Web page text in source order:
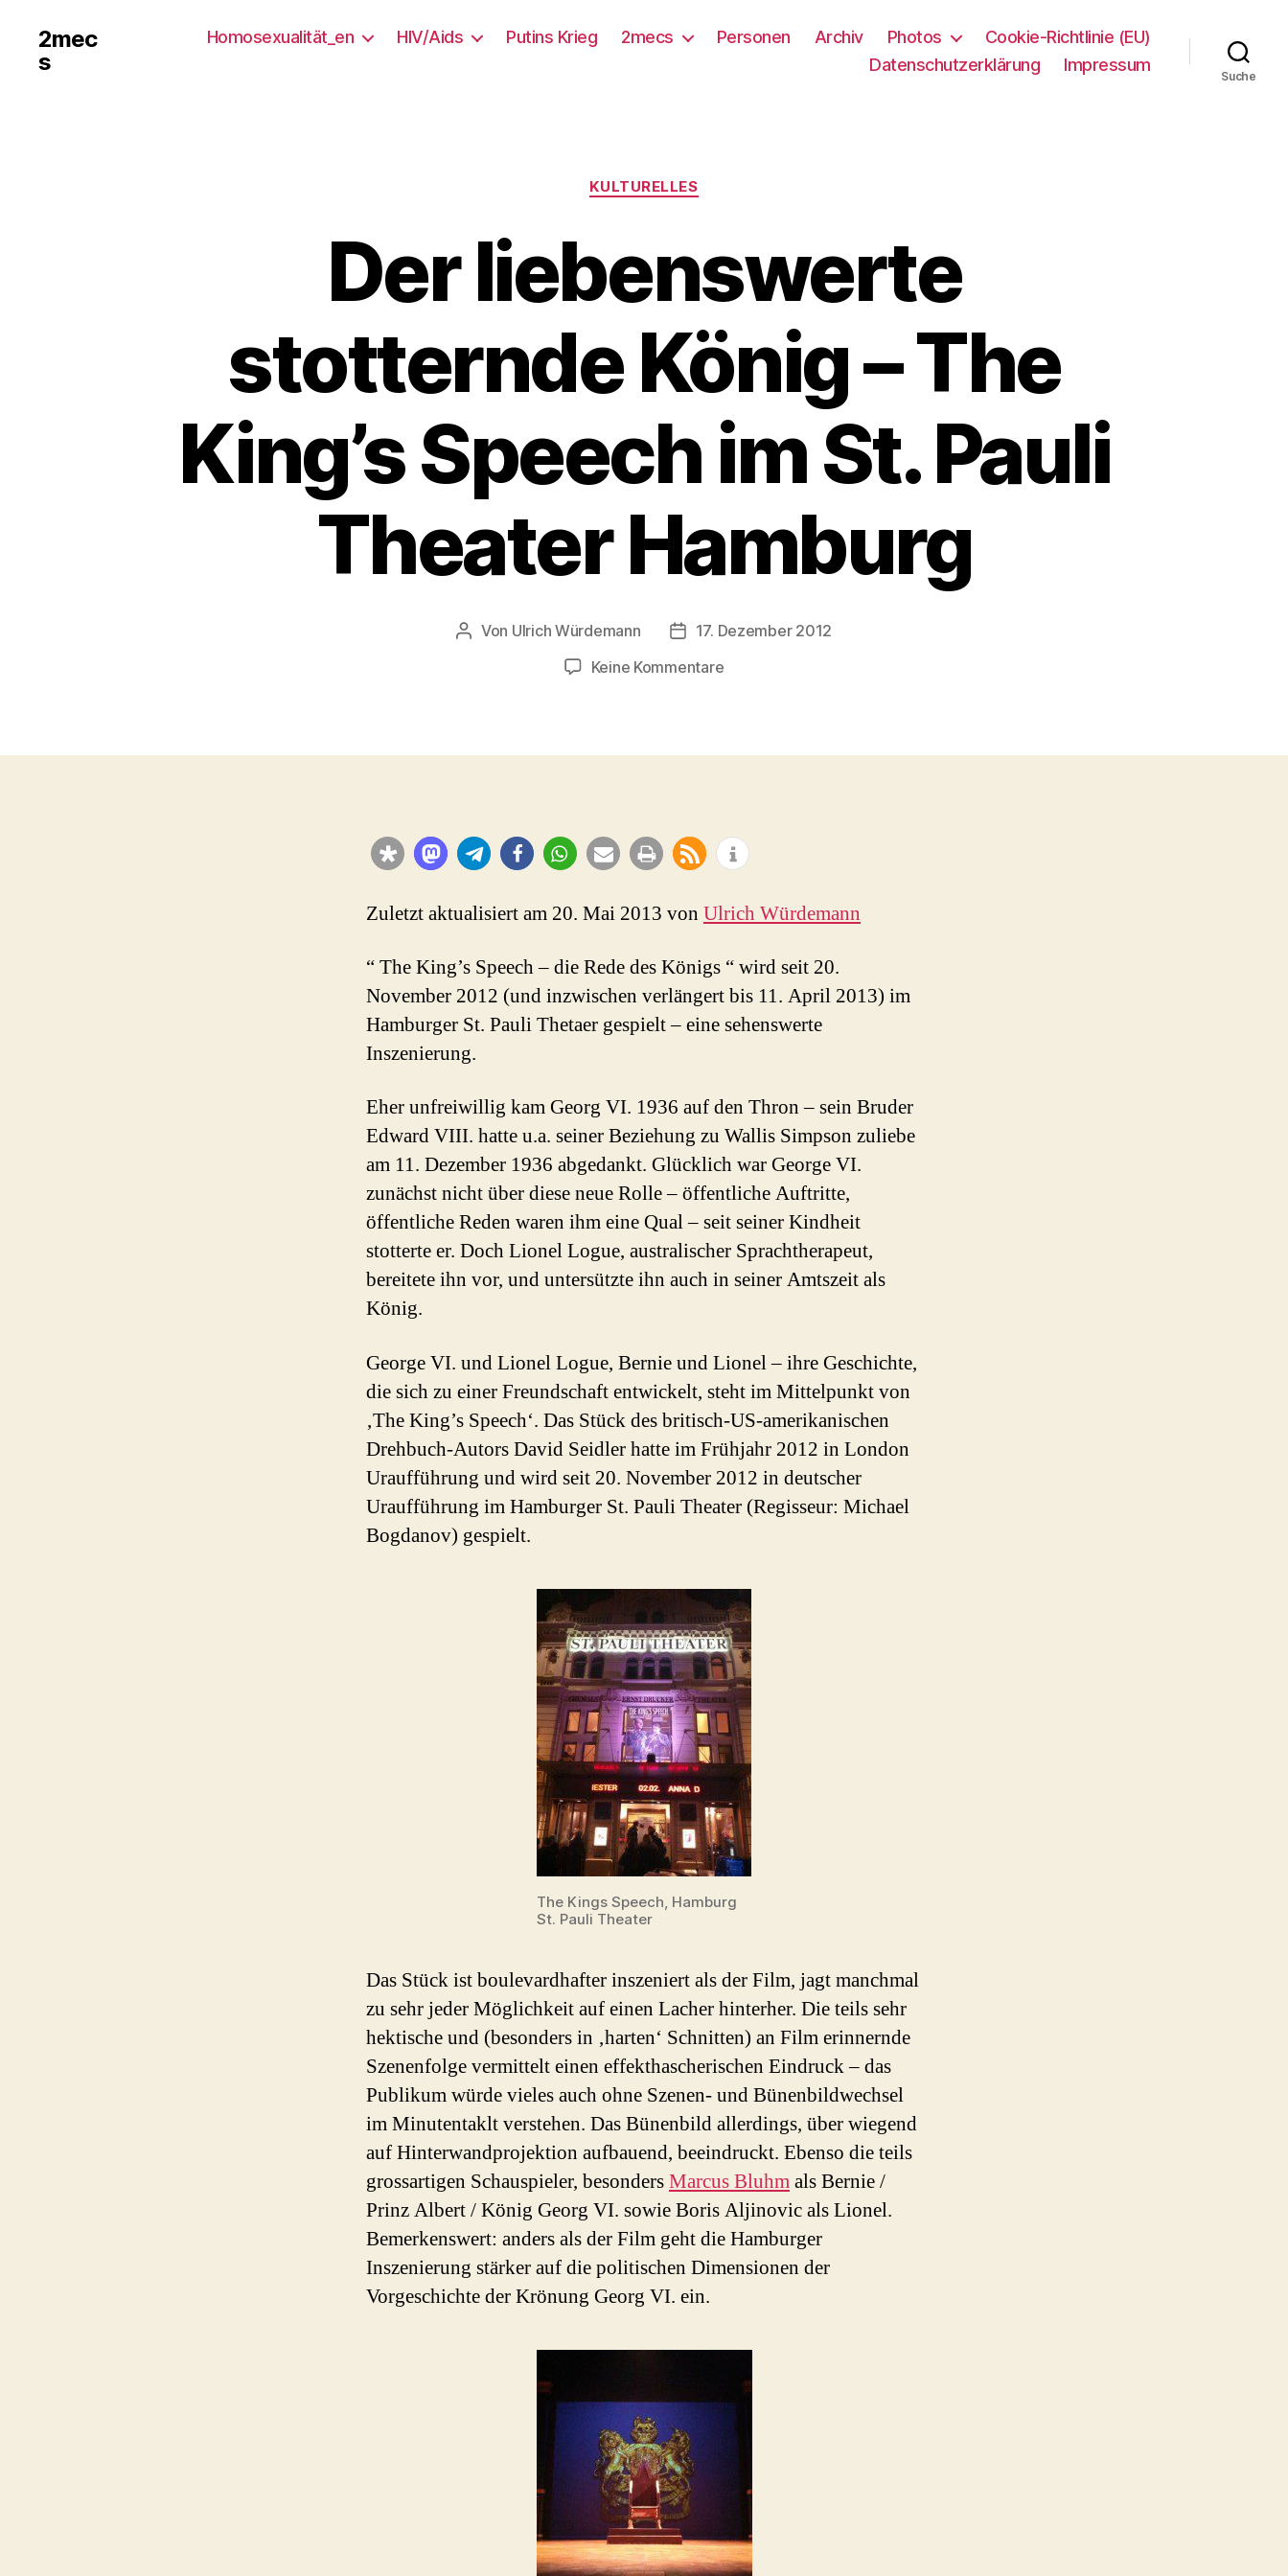
2mec
s
Homosexualität_en HIV/Aids Putins Krieg 2mecs Personen Archiv Photos
Cookie-Richtlinie (EU)
Datenschutzerklärung
Impressum
Suche
Kategorien
KULTURELLES
Der liebenswerte
stotternde König – The
King’s Speech im St. Pauli
Theater Hamburg
Beitragsautor
Von Ulrich Würdemann Beitragsdatum
17. Dezember 2012
Keine Kommentarezu
König
Speech
im
Pauli
Hamburg
Zuletzt aktualisiert am 20. Mai 2013 von Ulrich Würdemann
“ The King’s Speech – die Rede des Königs “ wird seit 20.
November 2012 (und inzwischen verlängert bis 11. April 2013) im
Hamburger St. Pauli Thetaer gespielt – eine sehenswerte
Inszenierung.
Eher unfreiwillig kam Georg VI. 1936 auf den Thron – sein Bruder
Edward VIII. hatte u.a. seiner Beziehung zu Wallis Simpson zuliebe
am 11. Dezember 1936 abgedankt. Glücklich war George VI.
zunächst nicht über diese neue Rolle – öffentliche Auftritte,
öffentliche Reden waren ihm eine Qual – seit seiner Kindheit
stotterte er. Doch Lionel Logue, australischer Sprachtherapeut,
bereitete ihn vor, und untersützte ihn auch in seiner Amtszeit als
König.
George VI. und Lionel Logue, Bernie und Lionel – ihre Geschichte,
die sich zu einer Freundschaft entwickelt, steht im Mittelpunkt von
‚The King’s Speech‘. Das Stück des britisch-US-amerikanischen
Drehbuch-Autors David Seidler hatte im Frühjahr 2012 in London
Uraufführung und wird seit 20. November 2012 in deutscher
Uraufführung im Hamburger St. Pauli Theater (Regisseur: Michael
Bogdanov) gespielt.
The Kings Speech, Hamburg
St. Pauli Theater
Das Stück ist boulevardhafter inszeniert als der Film, jagt manchmal
zu sehr jeder Möglichkeit auf einen Lacher hinterher. Die teils sehr
hektische und (besonders in ‚harten‘ Schnitten) an Film erinnernde
Szenenfolge vermittelt einen effekthascherischen Eindruck – das
Publikum würde vieles auch ohne Szenen- und Bünenbildwechsel
im Minutentaklt verstehen. Das Bünenbild allerdings, über wiegend
auf Hinterwandprojektion aufbauend, beeindruckt. Ebenso die teils
grossartigen Schauspieler, besondersMarcus Bluhmals Bernie /
Prinz Albert / König Georg VI. sowie Boris Aljinovic als Lionel.
Bemerkenswert: anders als der Film geht die Hamburger
Inszenierung stärker auf die politischen Dimensionen der
Vorgeschichte der Krönung Georg VI. ein.